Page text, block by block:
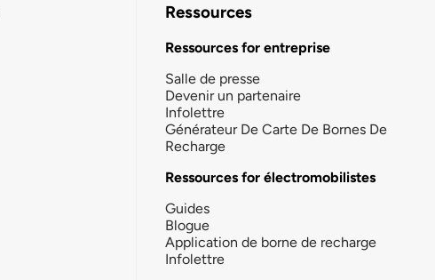
Ressources
Ressources for entreprise
Salle de presse
Devenir un partenaire
Infolettre
Générateur De Carte De Bornes De
Recharge
Ressources for électromobilistes
Guides
Blogue
Application de borne de recharge
Infolettre